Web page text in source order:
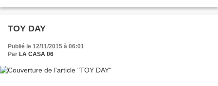
TOY DAY
Publié le 12/11/2015 à 06:01
Par LA CASA 06